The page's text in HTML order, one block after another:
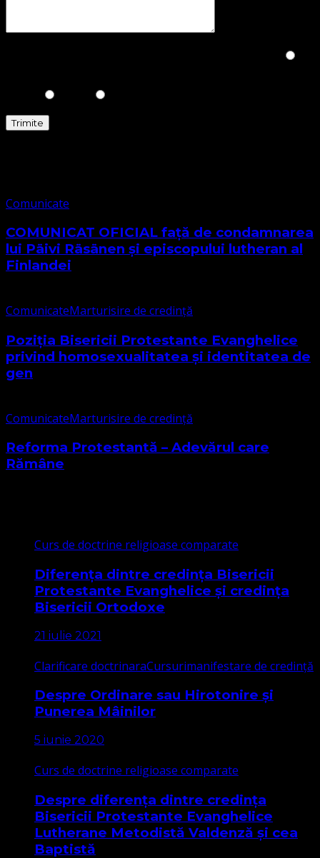
Comunicate
COMUNICAT OFICIAL față de condamnarea
lui Päivi Räsänen și episcopului lutheran al
Finlandei
ComunicateMarturisire de credință
Poziția Bisericii Protestante Evanghelice
privind homosexualitatea și identitatea de
gen
ComunicateMarturisire de credință
Reforma Protestantă – Adevărul care
Rămâne
Curs de doctrine religioase comparate
Diferența dintre credința Bisericii
Protestante Evanghelice și credința
Bisericii Ortodoxe
21 iulie 2021
Clarificare doctrinaraCursurimanifestare de credință
Despre Ordinare sau Hirotonire și
Punerea Mâinilor
5 iunie 2020
Curs de doctrine religioase comparate
Despre diferența dintre credința
Bisericii Protestante Evanghelice
Lutherane Metodistă Valdenză și cea
Baptistă